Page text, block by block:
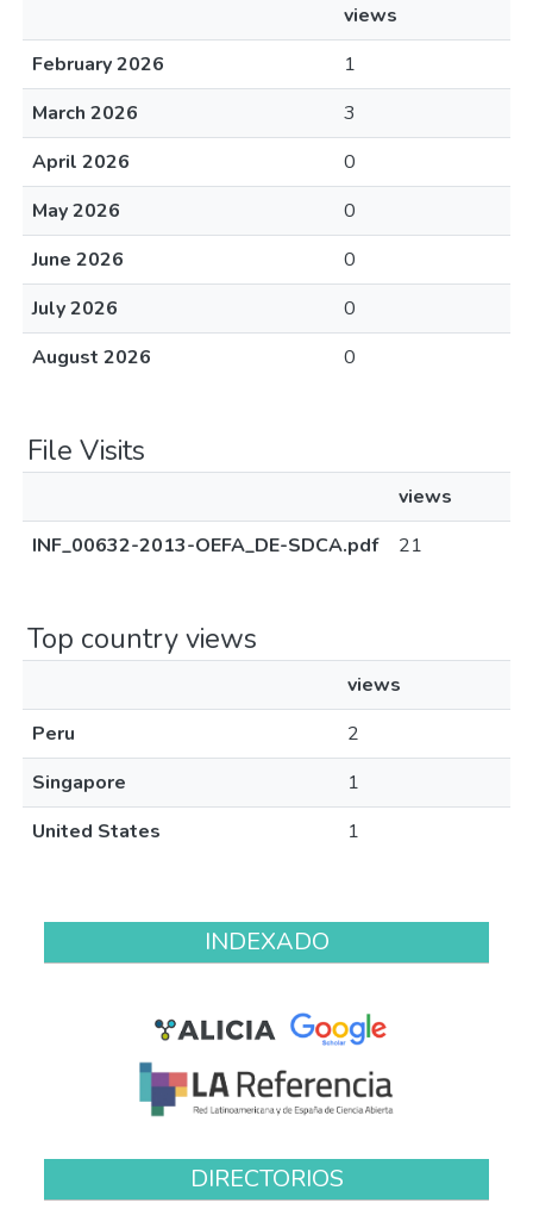
views
February 2026
1
March 2026
3
April 2026
0
May 2026
0
June 2026
0
July 2026
0
August 2026
0
File Visits
views
INF_00632-2013-OEFA_DE-SDCA.pdf
21
Top country views
views
Peru
2
Singapore
1
United States
1
INDEXADO
DIRECTORIOS